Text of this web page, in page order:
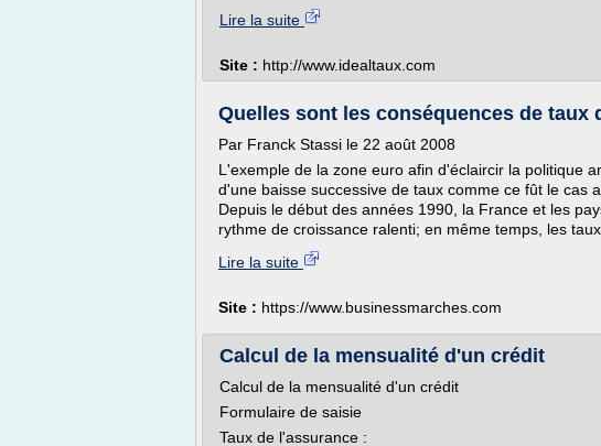
Lire la suite
Site : http://www.idealtaux.com
Quelles sont les conséquences de taux
Par Franck Stassi le 22 août 2008
L'exemple de la zone euro afin d'éclaircir la politique
d'une baisse successive de taux comme ce fût le cas
Depuis le début des années 1990, la France et les
rythme de croissance ralenti; en même temps, les
Lire la suite
Site : https://www.businessmarches.com
Calcul de la mensualité d'un crédit
Calcul de la mensualité d'un crédit
Formulaire de saisie
Taux de l'assurance :